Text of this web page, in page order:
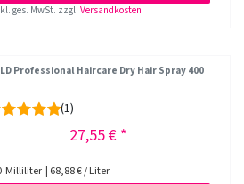
ges. MwSt. zzgl.Versandkosten
Professional Haircare Dry Hair Spray 400
(1)
27,55 € *
Milliliter | 68,88 € / Liter